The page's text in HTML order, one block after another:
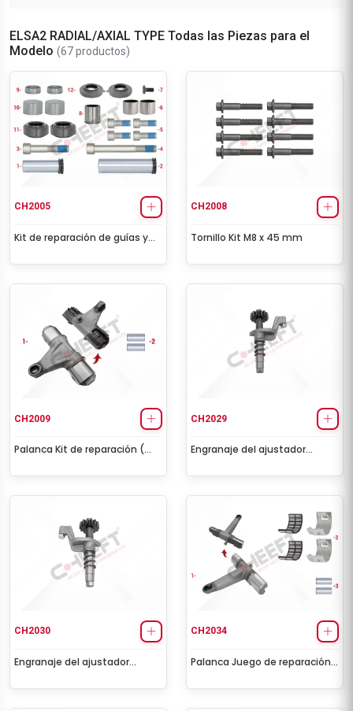
ELSA2 RADIAL/AXIAL TYPE Todas las Piezas para el
Modelo (67 productos)
CH2005
Kit de reparación de guías y
CH2008
Tornillo Kit M8 x 45 mm
CH2009
Palanca Kit de reparación (
CH2029
Engranaje del ajustador
CH2030
Engranaje del ajustador
CH2034
Palanca Juego de reparación